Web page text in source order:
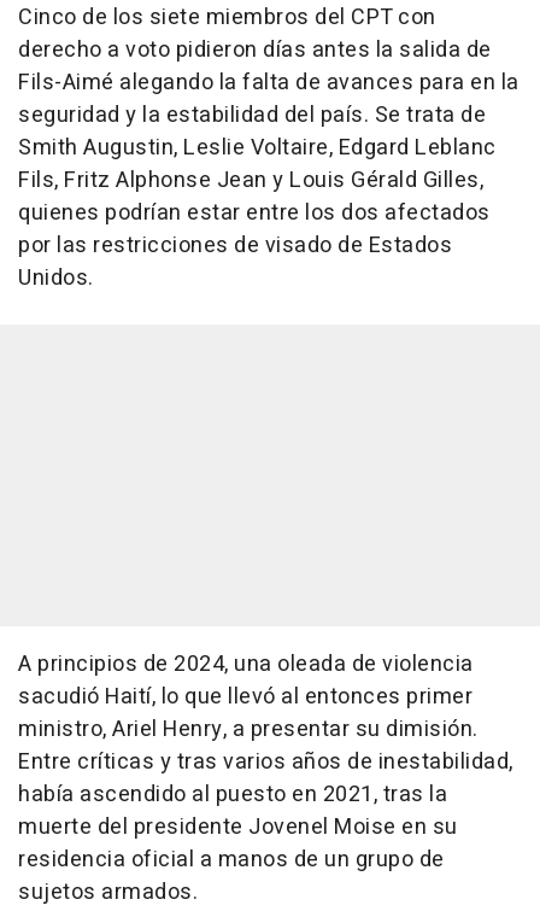
Cinco de los siete miembros del CPT con
derecho a voto pidieron días antes la salida de
Fils-Aimé alegando la falta de avances para en la
seguridad y la estabilidad del país. Se trata de
Smith Augustin, Leslie Voltaire, Edgard Leblanc
Fils, Fritz Alphonse Jean y Louis Gérald Gilles,
quienes podrían estar entre los dos afectados
por las restricciones de visado de Estados
Unidos.
A principios de 2024, una oleada de violencia
sacudió Haití, lo que llevó al entonces primer
ministro, Ariel Henry, a presentar su dimisión.
Entre críticas y tras varios años de inestabilidad,
había ascendido al puesto en 2021, tras la
muerte del presidente Jovenel Moise en su
residencia oficial a manos de un grupo de
sujetos armados.